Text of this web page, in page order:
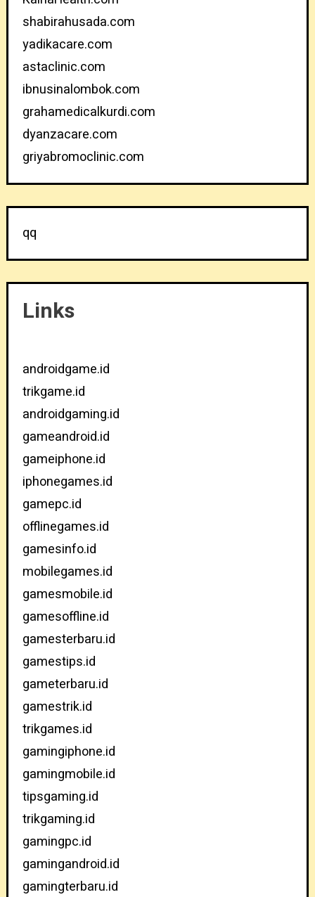
shabirahusada.com
yadikacare.com
astaclinic.com
ibnusinalombok.com
grahamedicalkurdi.com
dyanzacare.com
griyabromoclinic.com
qq
Links
androidgame.id
trikgame.id
androidgaming.id
gameandroid.id
gameiphone.id
iphonegames.id
gamepc.id
offlinegames.id
gamesinfo.id
mobilegames.id
gamesmobile.id
gamesoffline.id
gamesterbaru.id
gamestips.id
gameterbaru.id
gamestrik.id
trikgames.id
gamingiphone.id
gamingmobile.id
tipsgaming.id
trikgaming.id
gamingpc.id
gamingandroid.id
gamingterbaru.id